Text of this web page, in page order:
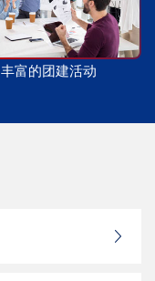
丰富的团建活动